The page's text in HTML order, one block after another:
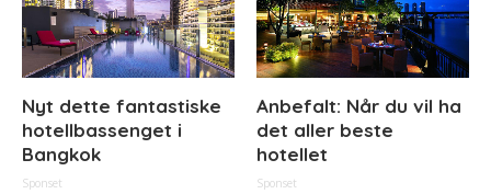
Nyt dette fantastiske
hotellbassenget i
Bangkok
Sponset
Anbefalt: Når du vil ha
det aller beste
hotellet
Sponset